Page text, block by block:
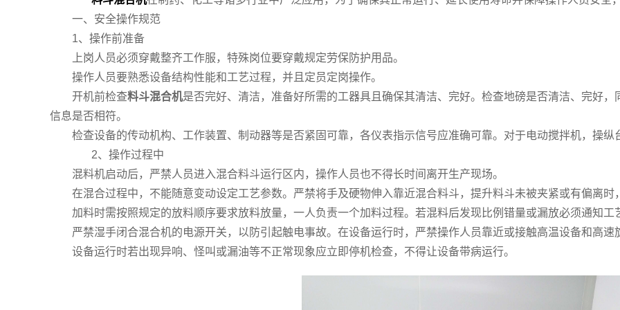
一、安全操作规范
1、操作前准备
上岗人员必须穿戴整齐工作服，特殊岗位要穿戴规定劳保防护用品。
操作人员要熟悉设备结构性能和工艺过程，并且定员定岗操作。
开机前检查料斗混合机是否完好、清洁，准备好所需的工器具且确保其清洁、完好。检查地磅是否清洁、完好
信息是否相符。
检查设备的传动机构、工作装置、制动器等是否紧固可靠，各仪表指示信号应准确可靠。对于电动搅拌机，操纵
2、操作过程中
混料机启动后，严禁人员进入混合料斗运行区内，操作人员也不得长时间离开生产现场。
在混合过程中，不能随意变动设定工艺参数。严禁将手及硬物伸入靠近混合料斗，提升料斗未被夹紧或有偏离时
加料时需按照规定的放料顺序要求放料放量，一人负责一个加料过程。若混料后发现比例错量或漏放必须通知工
严禁湿手闭合混合机的电源开关，以防引起触电事故。在设备运行时，严禁操作人员靠近或接触高温设备和高速
设备运行时若出现异响、怪叫或漏油等不正常现象应立即停机检查，不得让设备带病运行。